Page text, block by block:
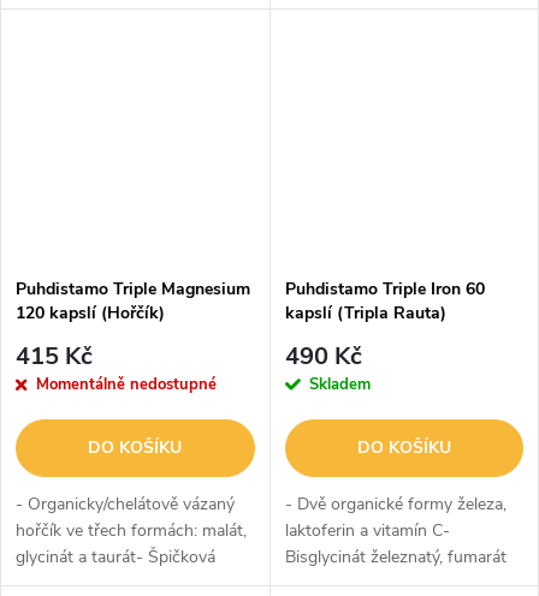
prášku- Špičková využitelnost
využitelnost tělem- Šetrný k
Puhdistamo Triple Magnesium
120 kapslí (Hořčík)
415 Kč
Momentálně nedostupné
DO KOŠÍKU
- Organicky/chelátově vázaný
hořčík ve třech formách: malát,
glycinát a taurát- Špičková
využitelnost tělem- Šetrný k
Puhdistamo Triple Iron 60
kapslí (Tripla Rauta)
490 Kč
Skladem
DO KOŠÍKU
- Dvě organické formy železa,
laktoferin a vitamín C-
Bisglycinát železnatý, fumarát
železnatý- Přidaný laktoferin,